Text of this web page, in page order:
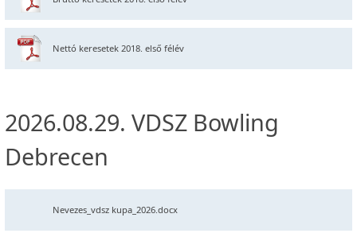
Nettó keresetek 2018. első félév
2026.08.29. VDSZ Bowling
Debrecen
Nevezes_vdsz kupa_2026.docx